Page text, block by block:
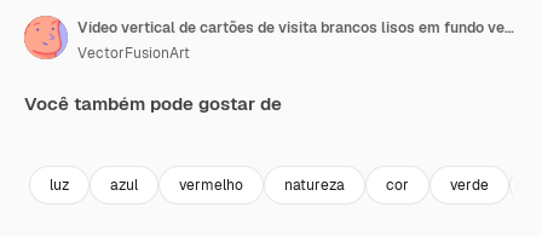
Vídeo vertical de cartões de visita brancos lisos em fundo verde, espaço para texto, em câmera lenta.
VectorFusionArt
Você também pode gostar de
luz azul vermelho natureza cor verde